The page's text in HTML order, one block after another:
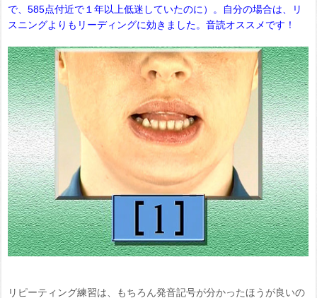
で、585点付近で１年以上低迷していたのに）。自分の場合は、リ
スニングよりもリーディングに効きました。音読オススメです！
リピーティング練習は、もちろん発音記号が分かったほうが良いの